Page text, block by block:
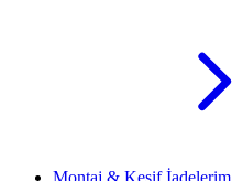
Montaj & Keşif İadelerim